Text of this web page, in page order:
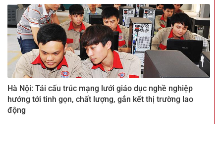
Hà Nội: Tái cấu trúc mạng lưới giáo dục nghề nghiệp
hướng tới tinh gọn, chất lượng, gắn kết thị trường lao
động